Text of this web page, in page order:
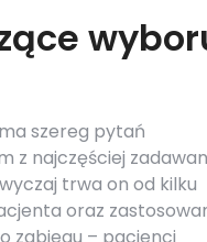
szereg pytań
z najczęściej
trwa on od kilku
oraz